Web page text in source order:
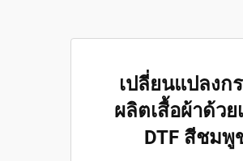
เปลี่ยนแปลงก
ผลิตเสื้อผ้าด้ว
DTF สีชมพู